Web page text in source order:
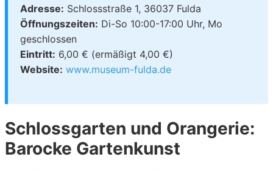
Adresse: Schlossstraße 1, 36037 Fulda
Öffnungszeiten: Di-So 10:00-17:00 Uhr, Mo
geschlossen
Eintritt: 6,00 € (ermäßigt 4,00 €)
Website: www.museum-fulda.de
Schlossgarten und Orangerie:
Barocke Gartenkunst